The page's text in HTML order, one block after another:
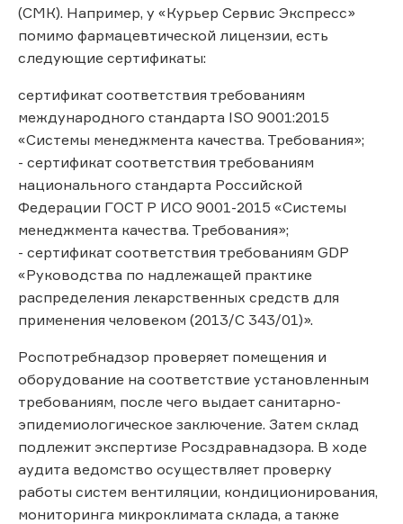
(СМК). Например, у «Курьер Сервис Экспресс»
помимо фармацевтической лицензии, есть
следующие сертификаты:
сертификат соответствия требованиям
международного стандарта ISO 9001:2015
«Системы менеджмента качества. Требования»;
- сертификат соответствия требованиям
национального стандарта Российской
Федерации ГОСТ Р ИСО 9001-2015 «Системы
менеджмента качества. Требования»;
- сертификат соответствия требованиям GDP
«Руководства по надлежащей практике
распределения лекарственных средств для
применения человеком (2013/С 343/01)».
Роспотребнадзор проверяет помещения и
оборудование на соответствие установленным
требованиям, после чего выдает санитарно-
эпидемиологическое заключение. Затем склад
подлежит экспертизе Росздравнадзора. В ходе
аудита ведомство осуществляет проверку
работы систем вентиляции, кондиционирования,
мониторинга микроклимата склада, а также